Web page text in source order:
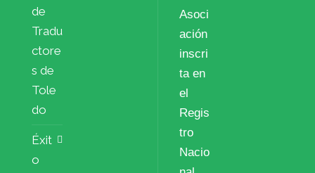
de
Tradu
ctore
s de
Tole
do
Éxit
o
Asoci
ación
inscri
ta en
el
Regis
tro
Nacio